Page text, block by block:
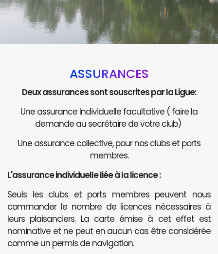
ASSURANCES
Deux assurances sont souscrites par la Ligue:
Une assurance Individuelle facultative ( faire la
demande au secrétaire de votre club)
Une assurance collective, pour nos clubs et ports
membres.
L'assurance individuelle liée à la licence :
Seuls les clubs et ports membres peuvent nous
commander le nombre de licences nécessaires à
leurs plaisanciers. La carte émise à cet effet est
nominative et ne peut en aucun cas être considérée
comme un permis de navigation.